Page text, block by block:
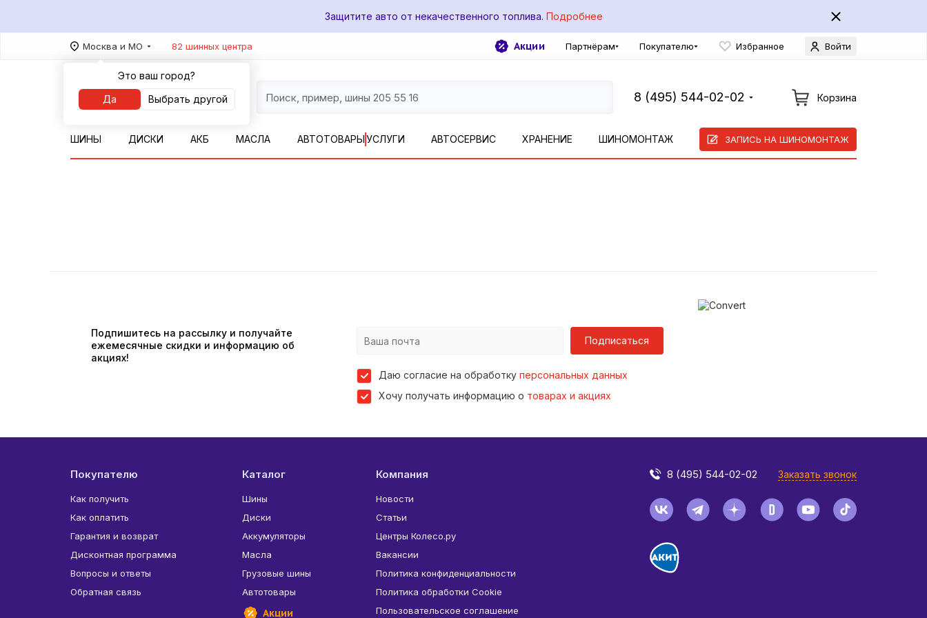
Защитите авто от некачественного топлива. Подробнее
Москва и МО
Это ваш город?
Да
Выбрать другой
82 шинных центра Акции Партнёрам Покупателю Избранное Войти
8 (495) 544-02-02 Корзина
ШИНЫ ДИСКИ АКБ МАСЛА АВТОТОВАРЫУСЛУГИ АВТОСЕРВИС ХРАНЕНИЕ ШИНОМОНТАЖ ЗАПИСЬ НА ШИНОМОНТАЖ
Подпишитесь на рассылку и получайте
ежемесячные скидки и информацию об
акциях!
Подписаться
Даю согласие на обработку персональных данных
Хочу получать информацию о товарах и акциях
Покупателю
Как получить
Как оплатить
Гарантия и возврат
Дисконтная программа
Вопросы и ответы
Обратная связь
Каталог
Шины
Диски
Аккумуляторы
Масла
Грузовые шины
Автотовары
Акции
Компания
Новости
Статьи
Центры Колесо.ру
Вакансии
Политика конфиденциальности
Политика обработки Cookie
Пользовательское соглашение
8 (495) 544-02-02 Заказать звонок